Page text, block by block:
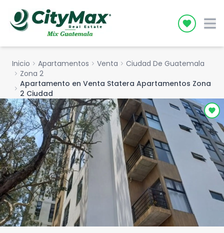
Icon
Inicio chevron_right Apartamentos chevron_right Venta chevron_right Ciudad De Guatemala
chevron_right Zona 2
chevron_right Apartamento en Venta Statera Apartamentos Zona
2 Ciudad